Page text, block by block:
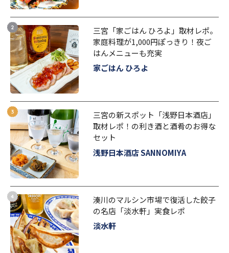
三宮「家ごはん ひろよ」取材レポ。
家庭料理が1,000円ぽっきり！夜ご
はんメニューも充実
家ごはん ひろよ
三宮の新スポット「浅野日本酒店」
取材レポ！の利き酒と酒肴のお得な
セット
浅野日本酒店 SANNOMIYA
湊川のマルシン市場で復活した餃子
の名店「淡水軒」実食レポ
淡水軒